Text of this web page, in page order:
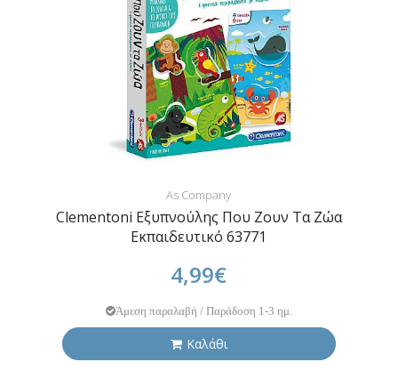
As Company
Clementoni Εξυπνούλης Που Ζουν Τα Ζώα
Εκπαιδευτικό 63771
4,99€
Άμεση παραλαβή / Παράδοση 1-3 ημ.
Καλάθι